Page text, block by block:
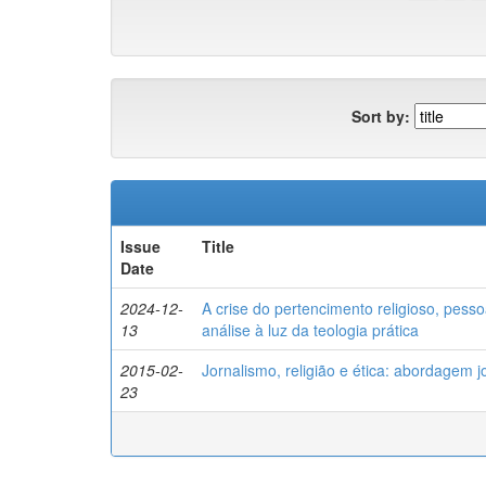
Sort by:
Issue
Date
Title
2024-12-
13
A crise do pertencimento religioso,
análise à luz da teologia prática
2015-02-
23
Jornalismo, religião e ética: abordagem